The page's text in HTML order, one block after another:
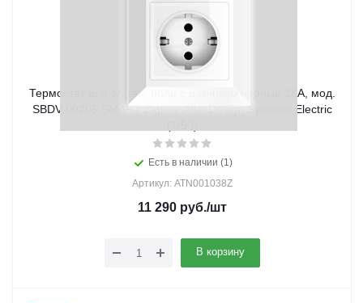
Термостат для эл.теп. пола c датчиком черный 16А, мод.
SBDV-00205 SMART Zigbee AtlasDesign Systeme Electric
Есть в наличии (1)
Артикул: ATN001038Z
11 290 руб./шт
В корзину